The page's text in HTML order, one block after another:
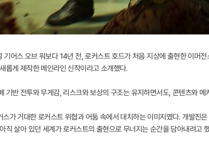
기어스 오브 워보다 14년 전, 로커스트 호드가 처음 지상에 출현한 이머
롭게 제작한 메인라인 신작이라고 소개했다.
기반 전투와 무게감, 리스크와 보상의 구조는 유지하면서도, 콘텐츠와
가 거대한 로커스트 위협과 어둠 속에서 대치하는 이미지였다. 개발진
직 살아 있던 세계가 로커스트의 출현으로 무너지는 순간을 담아내려고